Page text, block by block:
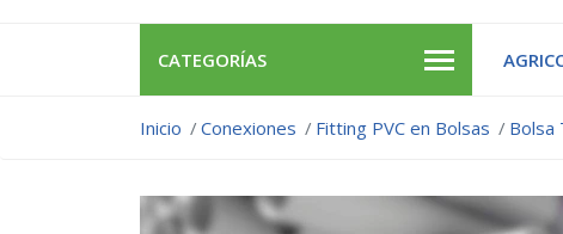
CATEGORÍAS
Inicio Conexiones Fitting PVC en Bolsas Bolsa